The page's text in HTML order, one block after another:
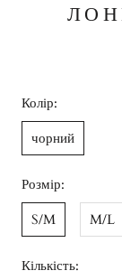
Колір:
чорний
Розмір:
S/M
M/L
Кількість: